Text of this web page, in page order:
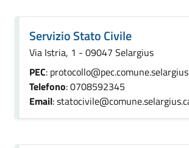
Servizio Stato Civile
Via Istria, 1 - 09047 Selargius
PEC:
Telefono: 0708592345
Email: